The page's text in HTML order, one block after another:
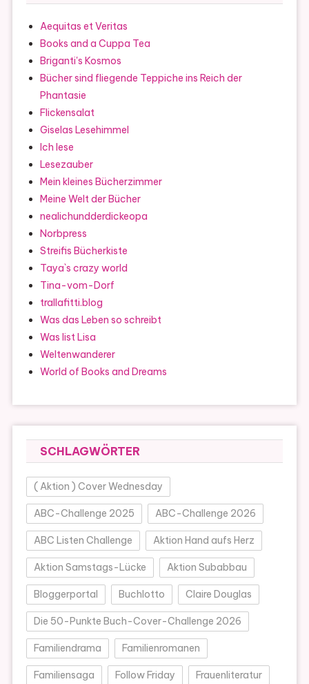
Aequitas et Veritas
Books and a Cuppa Tea
Briganti's Kosmos
Bücher sind fliegende Teppiche ins Reich der
Phantasie
Flickensalat
Giselas Lesehimmel
Ich lese
Lesezauber
Mein kleines Bücherzimmer
Meine Welt der Bücher
nealichundderdickeopa
Norbpress
Streifis Bücherkiste
Taya`s crazy world
Tina-vom-Dorf
trallafitti.blog
Was das Leben so schreibt
Was list Lisa
Weltenwanderer
World of Books and Dreams
SCHLAGWÖRTER
( Aktion ) Cover Wednesday
ABC-Challenge 2025 ABC-Challenge 2026
ABC Listen Challenge Aktion Hand aufs Herz
Aktion Samstags-Lücke Aktion Subabbau
Bloggerportal Buchlotto Claire Douglas
Die 50-Punkte Buch-Cover-Challenge 2026
Familiendrama Familienromanen
Familiensaga Follow Friday Frauenliteratur